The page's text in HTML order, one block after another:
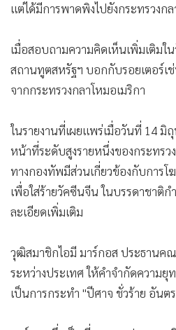
แต่ได้มีการพาดพิงไปยังกระทรวงก
เมื่อสอบถามความคิดเห็นเพิ่มเติมใ
สถานทูตสหรัฐฯ บอกกับรอยเตอร์เ
จากกระทรวงกลาโหมอเมริกา
ในรายงานที่เผยแพร่เมื่อวันที่ 14 มิถุ
หน้าที่ระดับสูงรายหนึ่งของกระทรว
ทางกองทัพมีส่วนเกี่ยวข้องกับการ
เพื่อใส่ร้ายวัคซีนจีน ในบรรดาชาติ
ละเอียดเพิ่มเติม
วุฒิสมาชิกไอมี มาร์กอส ประธานค
ระหว่างประเทศ ให้คำจำกัดความยุ
เป็นการกระทำ "ปีศาจ ชั่วร้าย อันต